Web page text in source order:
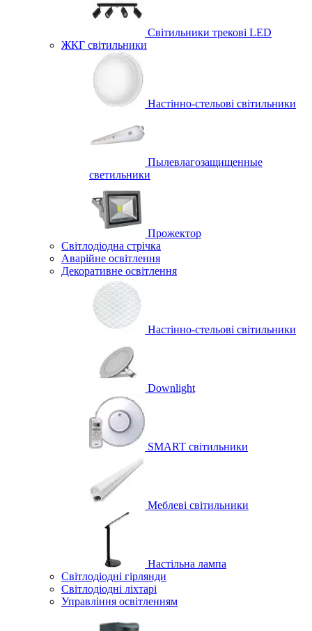
Світильники трекові LED
ЖКГ світильники
Настінно-стельові світильники
Пылевлагозащищенные
светильники
Прожектор
Світлодіодна стрічка
Аварійне освітлення
Декоративне освітлення
Настінно-стельові світильники
Downlight
SMART світильники
Меблеві світильники
Настільна лампа
Світлодіодні гірлянди
Світлодіодні ліхтарі
Управління освітленням